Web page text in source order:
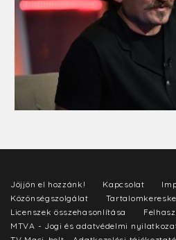
Jöjjön el hozzánk! Kapcsolat
Közönségszolgálat
Licenszek összehasonlítása
MTVA - Jogi és adatvédelmi